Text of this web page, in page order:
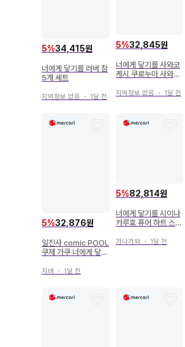
5%34,415원
너에게 닿기를 러버 참
5개 세트
지역정보 없음 ・ 1달 전
5%32,845원
너에게 닿기를 사와코
케시 쿠로누마 사와코
지역정보 없음 ・ 1달 전
5%32,876원
일진사 comic POOL
쿠제 가쿠 너에게 닿기
지바 ・ 1달 전
5%82,814원
너에게 닿기를 시이나
카루호 퓨어 하트 스트
가나가와・ 1달 전